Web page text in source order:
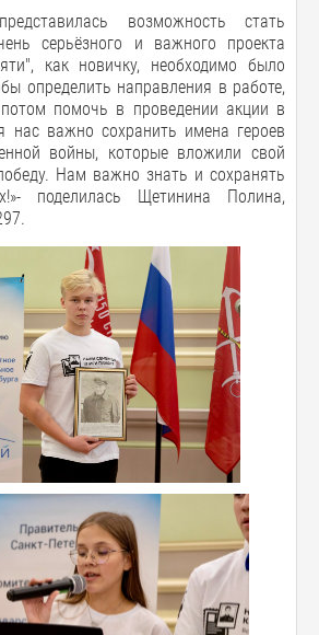
возможность стать
серьёзного и важного проекта
как новичку, необходимо было
определить направления в работе,
помочь в проведении акции в
важно сохранить имена героев
войны, которые вложили свой
Нам важно знать и сохранять
поделилась Щетинина Полина,